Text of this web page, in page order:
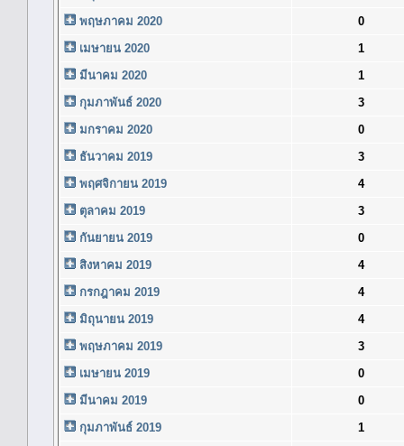
พฤษภาคม 2020
0
เมษายน 2020
1
มีนาคม 2020
1
กุมภาพันธ์ 2020
3
มกราคม 2020
0
ธันวาคม 2019
3
พฤศจิกายน 2019
4
ตุลาคม 2019
3
กันยายน 2019
0
สิงหาคม 2019
4
กรกฎาคม 2019
4
มิถุนายน 2019
4
พฤษภาคม 2019
3
เมษายน 2019
0
มีนาคม 2019
0
กุมภาพันธ์ 2019
1